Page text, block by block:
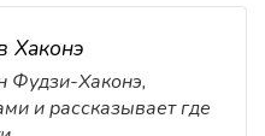
Хаконэ
Фудзи-Хаконэ,
и рассказывает где